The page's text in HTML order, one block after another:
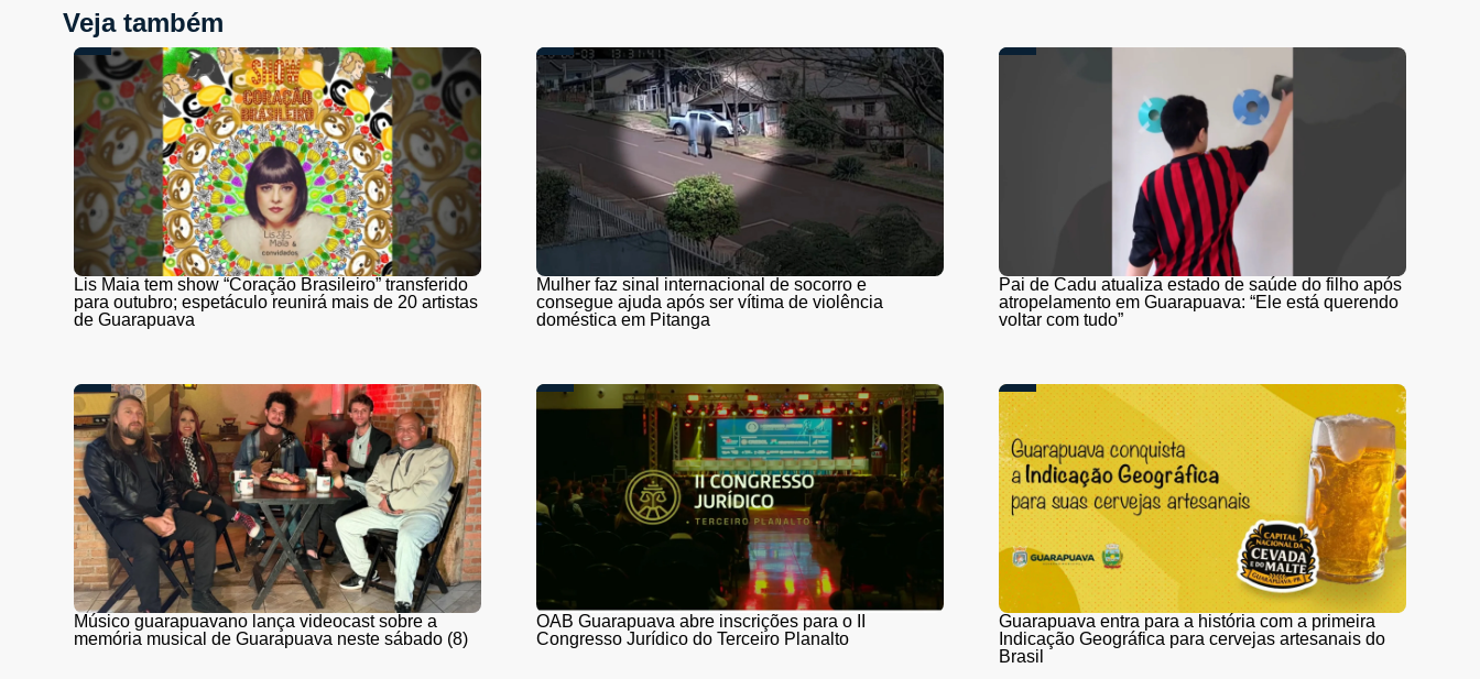
Veja também
Lis Maia tem show “Coração Brasileiro” transferido
para outubro; espetáculo reunirá mais de 20 artistas
de Guarapuava
Mulher faz sinal internacional de socorro e
consegue ajuda após ser vítima de violência
doméstica em Pitanga
Pai de Cadu atualiza estado de saúde do filho após
atropelamento em Guarapuava: “Ele está querendo
voltar com tudo”
Músico guarapuavano lança videocast sobre a
memória musical de Guarapuava neste sábado (8)
OAB Guarapuava abre inscrições para o II
Congresso Jurídico do Terceiro Planalto
Guarapuava entra para a história com a primeira
Indicação Geográfica para cervejas artesanais do
Brasil